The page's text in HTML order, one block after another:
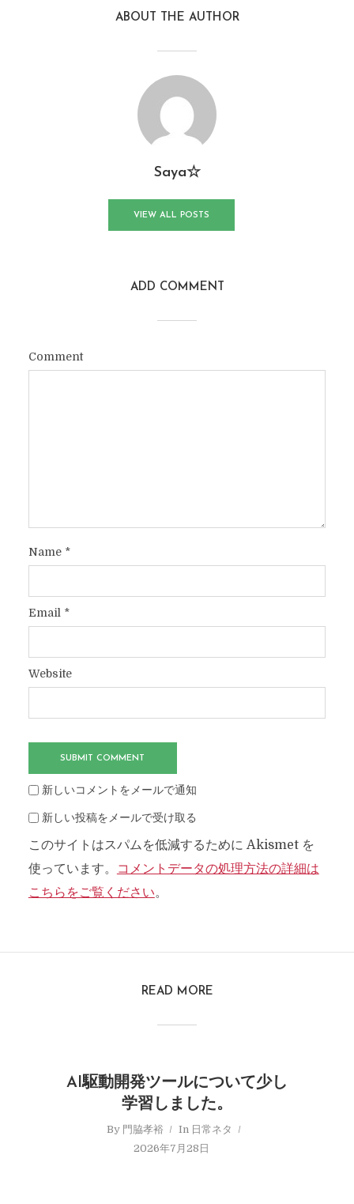
ABOUT THE AUTHOR
Saya☆
VIEW ALL POSTS
ADD COMMENT
Comment
Name*
Email *
Website
新しいコメントをメールで通知
新しい投稿をメールで受け取る
このサイトはスパムを低減するために Akismet を
使っています。
コメントデータの処理方法の詳細は
こちらをご覧ください。
READ MORE
AI駆動開発ツールについて少し
学習しました。
By 門脇孝裕 In 日常ネタ
2026年7月28日